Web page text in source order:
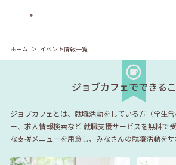
ホーム イベント情報一覧
ジョブカフェでできる
ジョブカフェとは、就職活動をしている方（学生
ー、求人情報検索など就職支援サービスを無料で
な支援メニューを用意し、みなさんの就職活動をサ